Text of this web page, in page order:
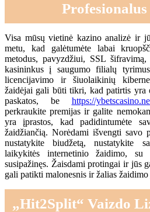
Profesionalus
Visa mūsų vietinė kazino analizė ir
metu, kad galėtumėte labai
metodus, pavyzdžiui, SSL
kasininkus į saugumo filialų
licencijavimo ir šiuolaikinių
žaidėjai gali būti tikri, kad patirtis yra
paskatos, be https://
perkraukite premijas ir galite
yra įprastos, kad padidintumėte
žaidžiančią. Norėdami išvengti savo
nustatykite biudžetą, nustatykite
laikykitės internetinio žaidimo,
susipažinęs. Žaisdami protingai ir jūs
gali patikti malonesnis ir žalias žaidimo
„Hit2Split“ Vaizdo